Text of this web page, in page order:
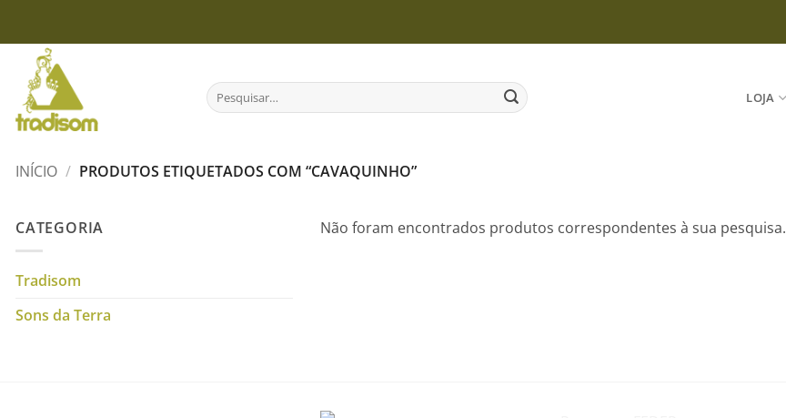
content
Pesquisar
por:
LOJA
INÍCIO / PRODUTOS ETIQUETADOS COM “CAVAQUINHO”
CATEGORIA
Tradisom
Sons da Terra
Não foram encontrados produtos correspondentes à sua pesquisa.